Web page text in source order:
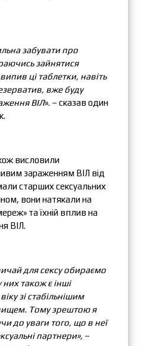
забувати про
зайнятися
ці таблетки, навіть
вже буду
ВІЛ». – сказав один
висловили
зараженням ВІЛ від
старших сексуальних
вони натякали на
та їхній вплив на
ВІЛ.
для сексу обираємо
також є інші
зі стабільнішим
Тому зрештою я
до уваги того, що в неї
партнери», –